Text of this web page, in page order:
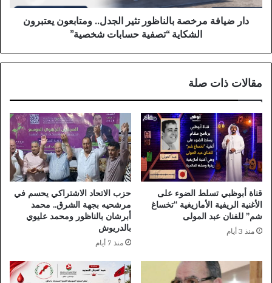
الشكاية
“تصفيةدار ضيافة مرخصة بالناظور تثير الجدل.. ومتابعون يعتبرون
الشكاية “تصفية حسابات شخصية”
مقالات ذات صلة
قناة أبوظبي تسلط الضوء على
الأغنية الريفية الأمازيغية “تخساغ
شم” للفنان عبد المولى
منذ 3 أيام
حزب الاتحاد الاشتراكي يحسم في
مرشحيه بجهة الشرق.. محمد
أبرشان بالناظور ومحمد عليوي
بالدريوش
منذ 7 أيام